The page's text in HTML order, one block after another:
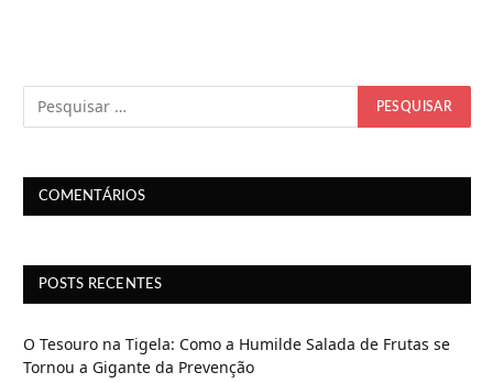
d
o
.
.
COMENTÁRIOS
POSTS RECENTES
O Tesouro na Tigela: Como a Humilde Salada de Frutas se
Tornou a Gigante da Prevenção